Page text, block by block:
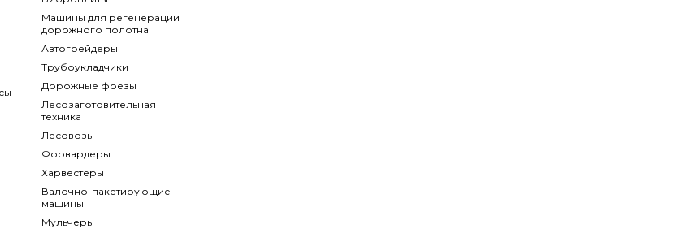
Машины для регенерации
дорожного полотна
Автогрейдеры
Трубоукладчики
Дорожные фрезы
Лесозаготовительная
техника
Лесовозы
Форвардеры
Харвестеры
Валочно-пакетирующие
машины
Мульчеры